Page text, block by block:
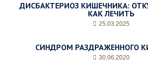
ДИСБАКТЕРИОЗ КИШЕЧНИКА:
КАК ЛЕЧИТЬ
25.03.2025
СИНДРОМ РАЗДРАЖЕННОГО
30.06.2020